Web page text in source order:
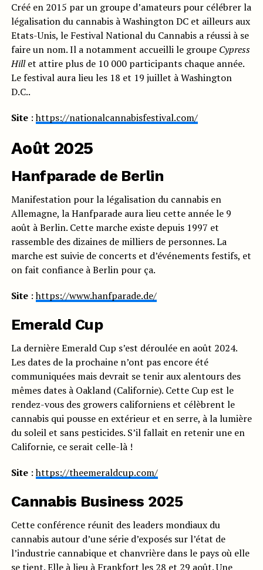
Créé en 2015 par un groupe d’amateurs pour célébrer la
légalisation du cannabis à Washington DC et ailleurs aux
Etats-Unis, le Festival National du Cannabis a réussi à se
faire un nom. Il a notamment accueilli le groupe Cypress
Hillet attire plus de 10 000 participants chaque année.
Le festival aura lieu les 18 et 19 juillet à Washington
D.C..
Site :https://nationalcannabisfestival.com/
Août 2025
Hanfparade de Berlin
Manifestation pour la légalisation du cannabis en
Allemagne, la Hanfparade aura lieu cette année le 9
août à Berlin. Cette marche existe depuis 1997 et
rassemble des dizaines de milliers de personnes. La
marche est suivie de concerts et d’événements festifs, et
on fait confiance à Berlin pour ça.
Site:https://www.hanfparade.de/
Emerald Cup
La dernière Emerald Cup s’est déroulée en août 2024.
Les dates de la prochaine n’ont pas encore été
communiquées mais devrait se tenir aux alentours des
mêmes dates à Oakland (Californie). Cette Cup est le
rendez-vous des growers californiens et célèbrent le
cannabis qui pousse en extérieur et en serre, à la lumière
du soleil et sans pesticides. S’il fallait en retenir une en
Californie, ce serait celle-là !
Site:https://theemeraldcup.com/
Cannabis Business 2025
Cette conférence réunit des leaders mondiaux du
cannabis autour d’une série d’exposés sur l’état de
l’industrie cannabique et chanvrière dans le pays où elle
se tient. Elle à lieu à Frankfort les 28 et 29 août. Une